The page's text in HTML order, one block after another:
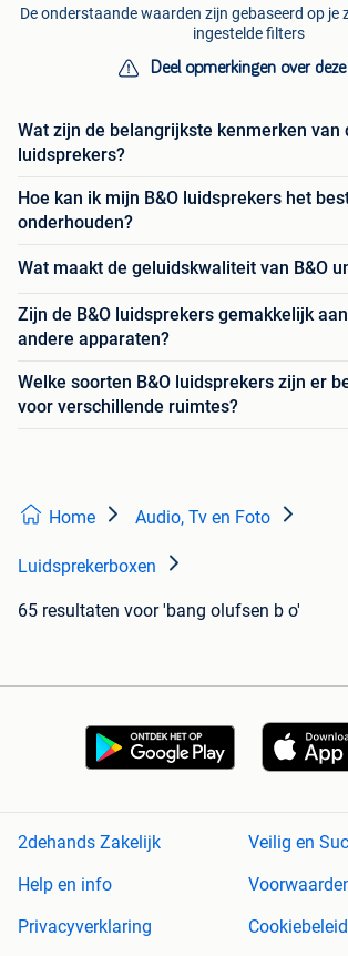
De onderstaande waarden zijn gebaseerd op je
ingestelde filters
Deel opmerkingen over
Wat zijn de belangrijkste kenmerken van
luidsprekers?
Hoe kan ik mijn B&O luidsprekers het
onderhouden?
Wat maakt de geluidskwaliteit van B&O
Zijn de B&O luidsprekers gemakkelijk
andere apparaten?
Welke soorten B&O luidsprekers zijn er
voor verschillende ruimtes?
Home Audio, Tv en Foto
Luidsprekerboxen
65 resultaten voor 'bang olufsen b o'
2dehands Zakelijk
Veilig en
Help en info
Privacyverklaring
Cookiebeleid